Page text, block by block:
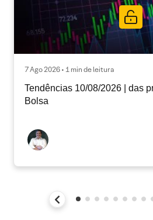
7 Ago 2026 • 1 min de leitura
Tendências 10/08/2026 | das
Bolsa